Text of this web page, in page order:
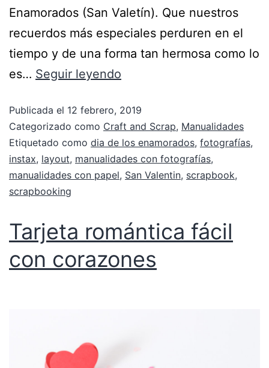
Enamorados (San Valetín). Que nuestros
recuerdos más especiales perduren en el
tiempo y de una forma tan hermosa como lo
es… Seguir leyendo
Publicada el 12 febrero, 2019
Categorizado como Craft and Scrap, Manualidades
Etiquetado como dia de los enamorados, fotografías,
instax, layout, manualidades con fotografías,
manualidades con papel, San Valentin, scrapbook,
scrapbooking
Tarjeta romántica fácil
con corazones